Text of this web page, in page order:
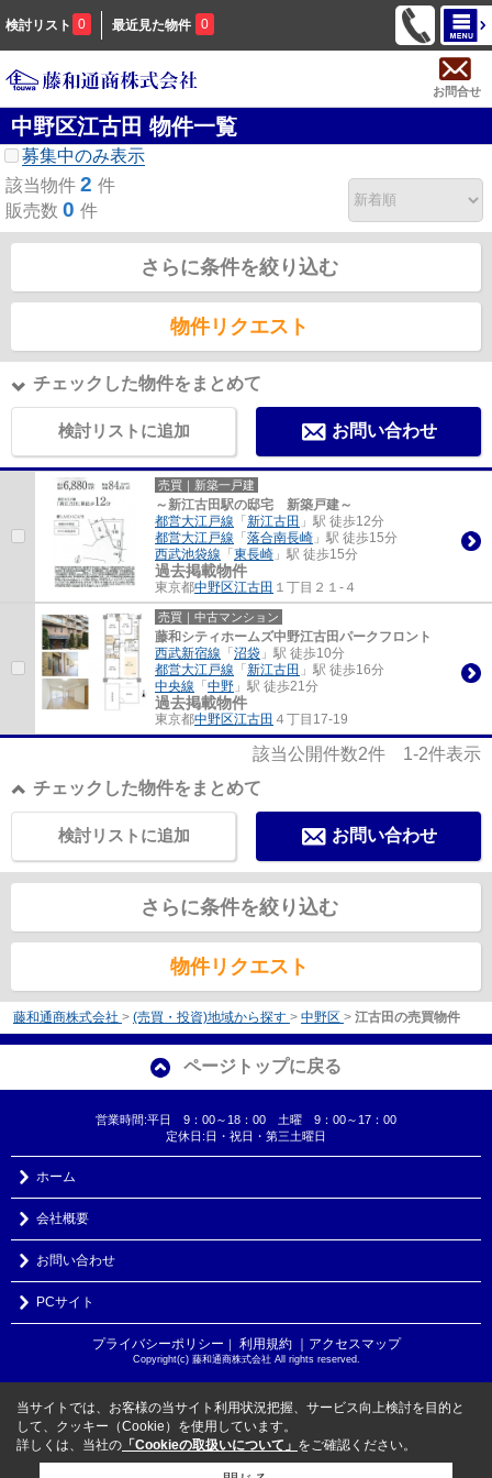
検討リスト 0 最近見た物件 0
お問合せ
中野区江古田 物件一覧
募集中のみ表示
該当物件 2 件
販売数 0 件
さらに条件を絞り込む
物件リクエスト
チェックした物件をまとめて
検討リストに追加 お問い合わせ
売買｜新築一戸建
～新江古田駅の邸宅 新築戸建～
都営大江戸線 「 新江古田 」駅 徒歩12分
都営大江戸線 「 落合南長崎 」駅 徒歩15分
西武池袋線 「 東長崎 」駅 徒歩15分
過去掲載物件
東京都中野区江古田 １丁目２１-４
売買｜中古マンション
藤和シティホームズ中野江古田パークフロント
西武新宿線 「 沼袋 」駅 徒歩10分
都営大江戸線 「 新江古田 」駅 徒歩16分
中央線 「 中野 」駅 徒歩21分
過去掲載物件
東京都中野区江古田 ４丁目17-19
該当公開件数2件 1-2件表示
チェックした物件をまとめて
お問い合わせ
検討リストに追加
さらに条件を絞り込む
物件リクエスト
藤和通商株式会社 > (売買・投資)地域から探す > 中野区 > 江古田の売買物件
ページトップに戻る
営業時間:平日 9：00～18：00 土曜 9：00～17：00
定休日:日・祝日・第三土曜日
ホーム
会社概要
お問い合わせ
PCサイト
プライバシーポリシー ｜ 利用規約 ｜アクセスマップ
Copyright(c) 藤和通商株式会社 All rights reserved.
当サイトでは、お客様の当サイト利用状況把握、サービス向上検討を目的と
して、クッキー（Cookie）を使用しています。
詳しくは、当社の 「Cookieの取扱いについて」 をご確認ください。